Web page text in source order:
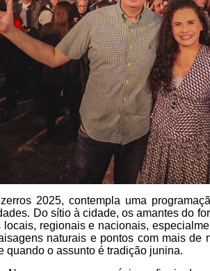
2025, contempla uma
Do sítio à cidade, os amantes do
locais, regionais e nacionais,
naturais e pontos com mais de
quando o assunto é tradição junina.